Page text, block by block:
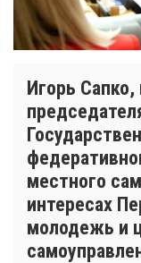
Игорь
местного
интересах
молодежь и